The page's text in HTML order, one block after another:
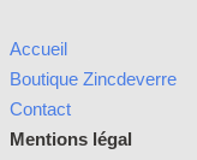
Accueil
Boutique Zincdeverre
Contact
Mentions légal